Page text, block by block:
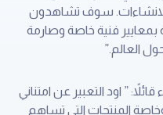
الانشاءات. سوف تشاهدون
بمعايير فنية خاصة وصارمة
العالم.”
” اود التعبير عن امتناني
المنتجات التي تساهم